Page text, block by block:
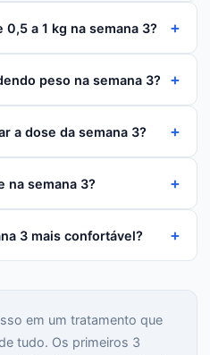
a 1 kg na semana 3? +
peso na semana 3? +
a dose da semana 3? +
na semana 3? +
3 mais confortável? +
em um tratamento que
tudo. Os primeiros 3